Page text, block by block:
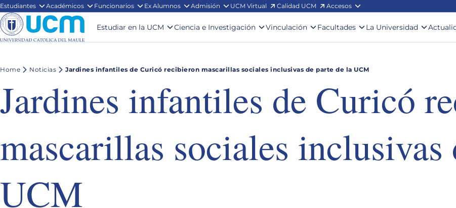
Estudiantes Académicos Funcionarios Ex Alumnos Admisión UCM Virtual Calidad UCM Accesos
Estudiar en la UCM Ciencia e Investigación Vinculación Facultades La Universidad
Home Noticias Jardines infantiles de Curicó recibieron mascarillas sociales inclusivas de parte de la UCM
Jardines infantiles de Curicó
mascarillas sociales inclusivas
UCM